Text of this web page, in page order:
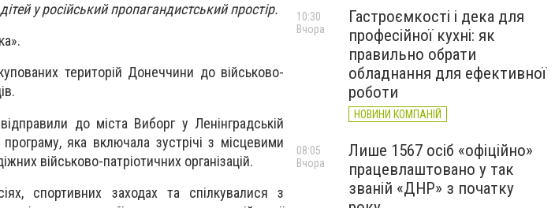
у російський пропагандистський простір.
територій Донеччини до військово-
до міста Виборг у Ленінградській
яка включала зустрічі з місцевими
військово-патріотичних організацій.
спортивних заходах та спілкувалися з
Гастроємкості і дека для
професійної кухні: як
правильно обрати
обладнання для ефективної
роботи
НОВИНИ КОМПАНІЙ
10:30
Вчора
Лише 1567 осіб «офіційно»
працевлаштовано у так
званій «ДНР» з початку
08:05
Вчора